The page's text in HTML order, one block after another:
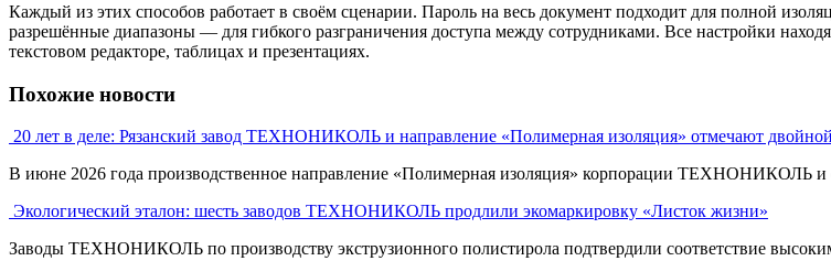
Каждый из этих способов работает в своём сценарии. Пароль на весь документ подходит для полной
разрешённые диапазоны — для гибкого разграничения доступа между сотрудниками. Все настройки
текстовом редакторе, таблицах и презентациях.
Похожие новости
20 лет в деле: Рязанский завод ТЕХНОНИКОЛЬ и направление «Полимерная изоляция» отмечают
В июне 2026 года производственное направление «Полимерная изоляция» корпорации ТЕХНОНИКОЛЬ и
Экологический эталон: шесть заводов ТЕХНОНИКОЛЬ продлили экомаркировку «Листок жизни»
Заводы ТЕХНОНИКОЛЬ по производству экструзионного полистирола подтвердили соответствие